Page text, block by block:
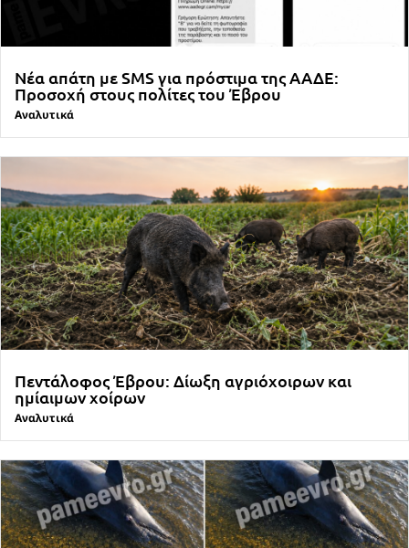
Νέα απάτη με SMS για πρόστιμα της ΑΑΔΕ:
Προσοχή στους πολίτες του Έβρου
Αναλυτικά
Πεντάλοφος Έβρου: Δίωξη αγριόχοιρων και
ημίαιμων χοίρων
Αναλυτικά